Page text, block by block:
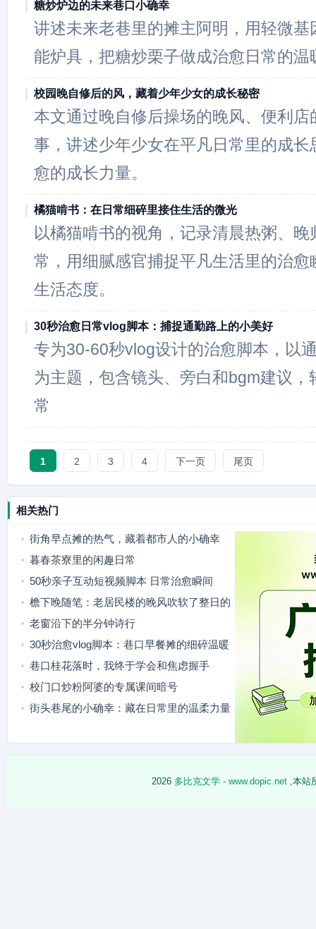
糖炒炉边的未来巷口小确幸
讲述未来老巷里的摊主阿明，用轻微基
能炉具，把糖炒栗子做成治愈日常的温
校园晚自修后的风，藏着少年少女的成长秘密
本文通过晚自修后操场的晚风、便利店
事，讲述少年少女在平凡日常里的成长
愈的成长力量。
橘猫啃书：在日常细碎里接住生活的微光
以橘猫啃书的视角，记录清晨热粥、
常，用细腻感官捕捉平凡生活里的治愈
生活态度。
30秒治愈日常vlog脚本：捕捉通勤路上的小美好
专为30-60秒vlog设计的治愈脚本，以
为主题，包含镜头、旁白和bgm建议，
常
1 2 3 4 下一页 尾页
相关热门
街角早点摊的热气，藏着都市人的小确幸
暮春茶寮里的闲趣日常
50秒亲子互动短视频脚本 日常治愈瞬间
檐下晚随笔：老居民楼的晚风吹软了整日的
疲惫
老窗沿下的半分钟诗行
30秒治愈vlog脚本：巷口早餐摊的细碎温暖
巷口桂花落时，我终于学会和焦虑握手
校门口炒粉阿婆的专属课间暗号
街头巷尾的小确幸：藏在日常里的温柔力量
2026 多比克文学 - www.dopic.net ,本站